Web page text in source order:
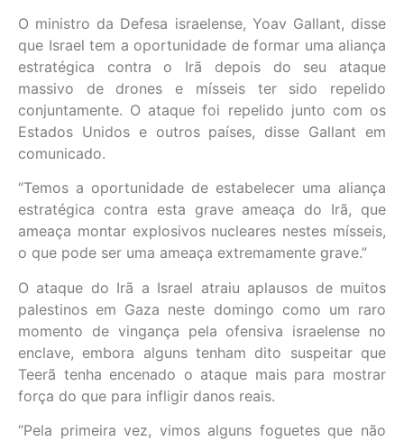
O ministro da Defesa israelense, Yoav Gallant, disse
que Israel tem a oportunidade de formar uma aliança
estratégica contra o Irã depois do seu ataque
massivo de drones e mísseis ter sido repelido
conjuntamente. O ataque foi repelido junto com os
Estados Unidos e outros países, disse Gallant em
comunicado.
“Temos a oportunidade de estabelecer uma aliança
estratégica contra esta grave ameaça do Irã, que
ameaça montar explosivos nucleares nestes mísseis,
o que pode ser uma ameaça extremamente grave.”
O ataque do Irã a Israel atraiu aplausos de muitos
palestinos em Gaza neste domingo como um raro
momento de vingança pela ofensiva israelense no
enclave, embora alguns tenham dito suspeitar que
Teerã tenha encenado o ataque mais para mostrar
força do que para infligir danos reais.
“Pela primeira vez, vimos alguns foguetes que não